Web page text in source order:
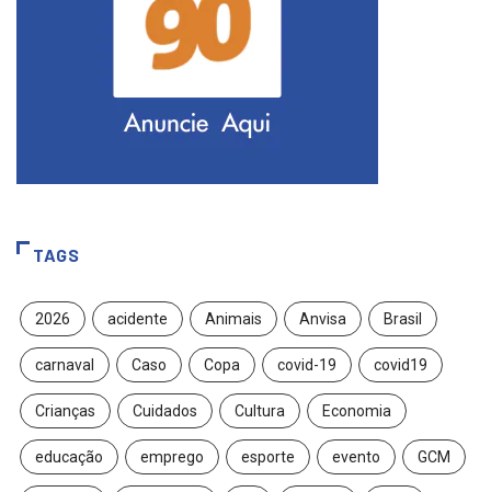
TAGS
2026 acidente Animais Anvisa Brasil
carnaval Caso Copa covid-19 covid19
Crianças Cuidados Cultura Economia
educação emprego esporte evento GCM